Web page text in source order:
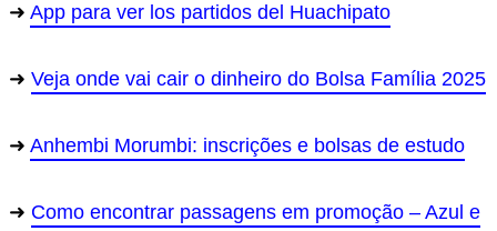
App para ver los partidos del Huachipato
Veja onde vai cair o dinheiro do Bolsa Família 2025
Anhembi Morumbi: inscrições e bolsas de estudo
Como encontrar passagens em promoção – Azul e